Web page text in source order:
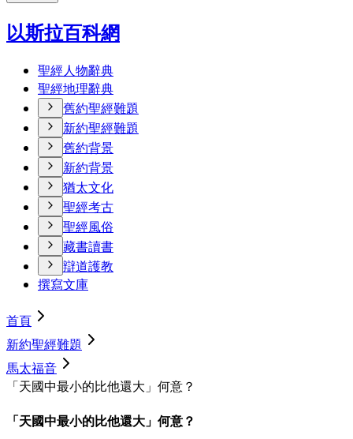
以斯拉百科網
聖經人物辭典
聖經地理辭典
舊約聖經難題
新約聖經難題
舊約背景
新約背景
猶太文化
聖經考古
聖經風俗
藏書讀書
辯道護教
撰寫文庫
首頁
新約聖經難題
馬太福音
「天國中最小的比他還大」何意？
「天國中最小的比他還大」何意？